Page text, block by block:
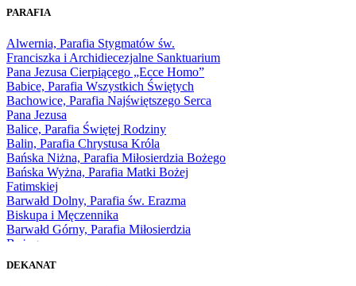
1966
1968
1969
1970
1971
1972
1973
1974
1975
1976
1977
1978
1979
1980
1981
1983
PARAFIA
Alwernia, Parafia Stygmatów św.
Franciszka i Archidiecezjalne Sanktuarium
Pana Jezusa Cierpiącego „Ecce Homo”
Babice, Parafia Wszystkich Świętych
Bachowice, Parafia Najświętszego Serca
Pana Jezusa
Balice, Parafia Świętej Rodziny
Balin, Parafia Chrystusa Króla
Bańska Niżna, Parafia Miłosierdzia Bożego
Bańska Wyżna, Parafia Matki Bożej
Fatimskiej
Barwałd Dolny, Parafia św. Erazma
Biskupa i Męczennika
Barwałd Górny, Parafia Miłosierdzia
Bożego
Bęczarka, Parafia Matki Boskiej
DEKANAT